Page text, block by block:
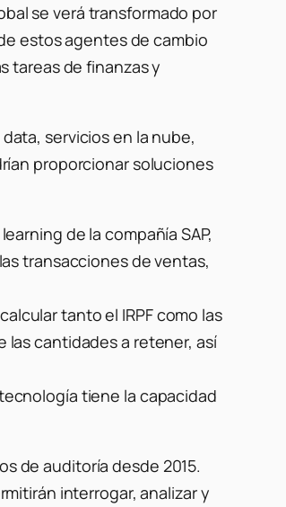
se verá transformado por
estos agentes de cambio
tareas de finanzas y
servicios en la nube,
proporcionar soluciones
de la compañía SAP,
transacciones de ventas,
tanto el IRPF como las
cantidades a retener, así
tiene la capacidad
de auditoría desde 2015.
interrogar, analizar y